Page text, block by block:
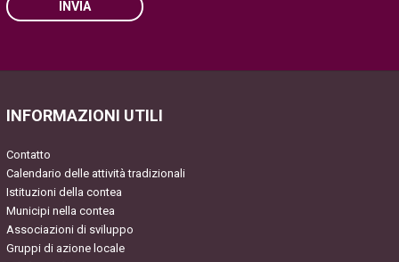
INVIA
INFORMAZIONI UTILI
Contatto
Calendario delle attività tradizionali
Istituzioni della contea
Municipi nella contea
Associazioni di sviluppo
Gruppi di azione locale